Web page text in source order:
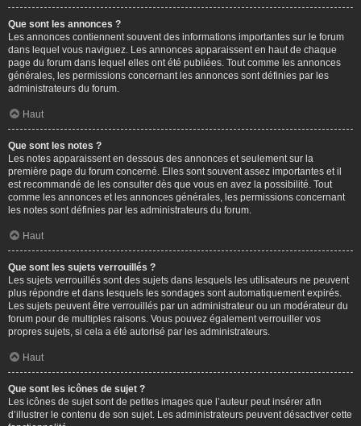
Que sont les annonces ?
Les annonces contiennent souvent des informations importantes sur le forum
dans lequel vous naviguez. Les annonces apparaissent en haut de chaque
page du forum dans lequel elles ont été publiées. Tout comme les annonces
générales, les permissions concernant les annonces sont définies par les
administrateurs du forum.
Haut
Que sont les notes ?
Les notes apparaissent en dessous des annonces et seulement sur la
première page du forum concerné. Elles sont souvent assez importantes et il
est recommandé de les consulter dès que vous en avez la possibilité. Tout
comme les annonces et les annonces générales, les permissions concernant
les notes sont définies par les administrateurs du forum.
Haut
Que sont les sujets verrouillés ?
Les sujets verrouillés sont des sujets dans lesquels les utilisateurs ne peuvent
plus répondre et dans lesquels les sondages sont automatiquement expirés.
Les sujets peuvent être verrouillés par un administrateur ou un modérateur du
forum pour de multiples raisons. Vous pouvez également verrouiller vos
propres sujets, si cela a été autorisé par les administrateurs.
Haut
Que sont les icônes de sujet ?
Les icônes de sujet sont de petites images que l’auteur peut insérer afin
d’illustrer le contenu de son sujet. Les administrateurs peuvent désactiver cette